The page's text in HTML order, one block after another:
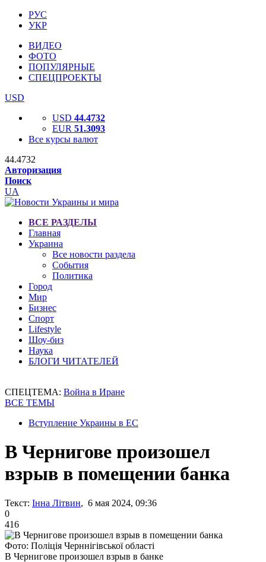
РУС
УКР
ВИДЕО
ФОТО
ПОПУЛЯРНЫЕ
СПЕЦПРОЕКТЫ
USD
USD 44.4732
EUR 51.3093
Все курсы валют
44.4732
Авторизация
Поиск
UA
ВСЕ РАЗДЕЛЫ
Главная
Украина
Все новости раздела
События
Политика
Город
Мир
Бизнес
Спорт
Lifestyle
Шоу-биз
Наука
БЛОГИ ЧИТАТЕЛЕЙ
СПЕЦТЕМА: Война в Иране
ВСЕ ТЕМЫ
Вступление Украины в ЕС
В Чернигове произошел
взрыв в помещении банка
Текст: Інна Літвин, 6 мая 2024, 09:36
0
416
Фото: Поліція Черннігівської області
В Чернигове произошел взрыв в банке